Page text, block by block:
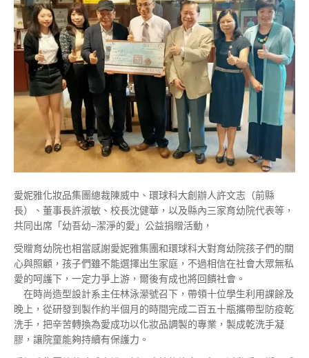
愛妮雅化妝品集團總裁陳威中、環球科大創辦人許文志（前縣
長）、董事長許淑敏、校長沈健華，以及縣內三家育幼院代表等，
共同出席「幼吾幼–潔淨的愛」公益捐贈活動，
受贈育幼院也相當感謝愛妮雅集團和環球科大對育幼院孩子們的關
心與照顧，孩子們雖不能選擇出生家庭，不過相信在社會大眾無私
愛的呵護下，一定力爭上游，爾後有成也將回饋社會。
在時尚造型設計系主任林泳瀠號召下，帶領十位學生利用課餘及
晚上，從研發到製作約半個月的時間完成二百五十瓶攜帶型防疫乾
洗手，把辛苦轉換為愛成功以化妝品調製的專業，製成乾洗手凝
膠，讓院童能夠持續有保護力。